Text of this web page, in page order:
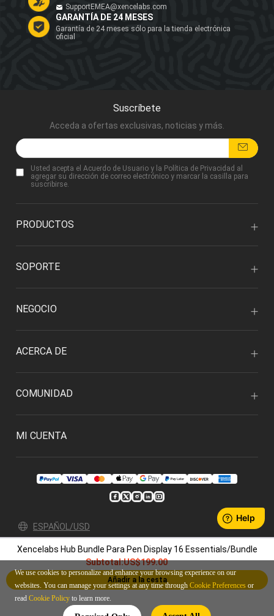
Xencelabs Hub Bundle Para Pen Display 16 Essentials/Bundle
Subtotal:US$199.00
Añadir a la cesta
SupportEMEA@xencelabs.com
GARANTÍA DE 24 MESES
Garantía de 24 meses sólo para la tienda electrónica
oficial
Suscríbete
Acceda a ofertas exclusivas, noticias y más.
Usted acepta el Acuerdo de Usuario y la Política de Privacidad al
agregar su dirección de correo electrónico y marcar la casilla para
suscribirse.
PRODUCTOS
SOPORTE
NEGOCIO
ACERCA DE
COMUNIDAD
MI CUENTA
ESPAÑOL/USD
Política de privacidad
Condiciones de uso
© 2026 Xencelabs Technologies Ltd. All Rights Reserved.
We use cookies to personalize and enhance your browsing experience on our
websites. You can manage your settings at any time through Cookie Preferences or
read Cookie Policy to learn more.